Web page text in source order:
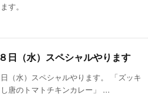
す。
日（水）スペシャルやります
（水）スペシャルやります。 「ズッキ
唐のトマトチキンカレー」 ...